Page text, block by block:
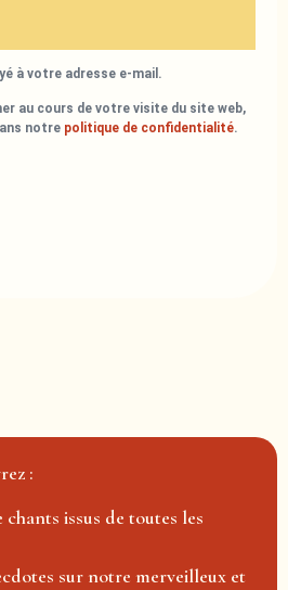
à votre adresse e-mail.
au cours de votre visite du site web,
notre politique de confidentialité.
:
issus de toutes les
sur notre merveilleux et